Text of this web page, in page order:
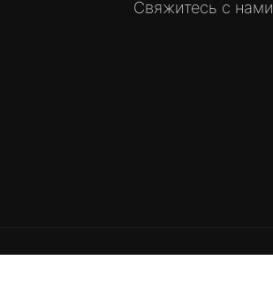
Свяжитесь с нами